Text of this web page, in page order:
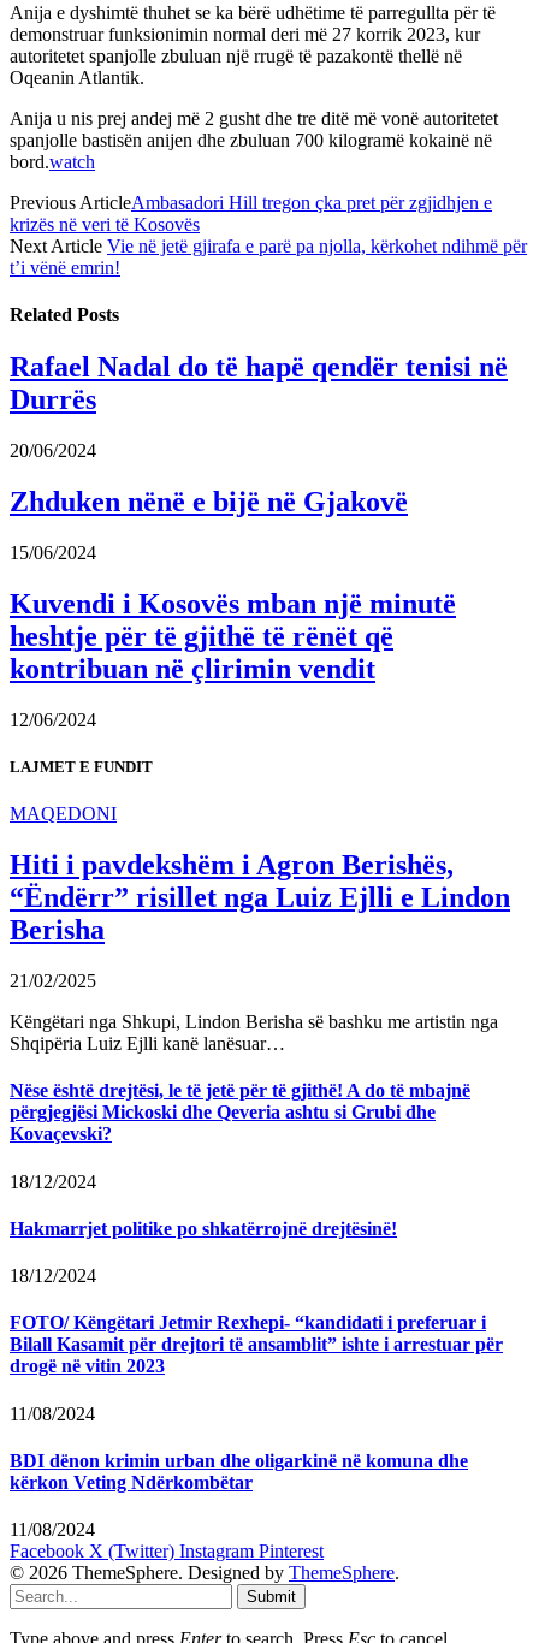
Anija e dyshimtë thuhet se ka bërë udhëtime të parregullta për të
demonstruar funksionimin normal deri më 27 korrik 2023, kur
autoritetet spanjolle zbuluan një rrugë të pazakontë thellë në
Oqeanin Atlantik.
Anija u nis prej andej më 2 gusht dhe tre ditë më vonë autoritetet
spanjolle bastisën anijen dhe zbuluan 700 kilogramë kokainë në
bord.watch
Previous ArticleAmbasadori Hill tregon çka pret për zgjidhjen e
krizës në veri të Kosovës
Next Article Vie në jetë gjirafa e parë pa njolla, kërkohet ndihmë për
t’i vënë emrin!
Related Posts
Rafael Nadal do të hapë qendër tenisi në
Durrës
20/06/2024
Zhduken nënë e bijë në Gjakovë
15/06/2024
Kuvendi i Kosovës mban një minutë
heshtje për të gjithë të rënët që
kontribuan në çlirimin vendit
12/06/2024
LAJMET E FUNDIT
MAQEDONI
Hiti i pavdekshëm i Agron Berishës,
“Ëndërr” risillet nga Luiz Ejlli e Lindon
Berisha
21/02/2025
Këngëtari nga Shkupi, Lindon Berisha së bashku me artistin nga
Shqipëria Luiz Ejlli kanë lanësuar…
Nëse është drejtësi, le të jetë për të gjithë! A do të mbajnë
përgjegjësi Mickoski dhe Qeveria ashtu si Grubi dhe
Kovaçevski?
18/12/2024
Hakmarrjet politike po shkatërrojnë drejtësinë!
18/12/2024
FOTO/ Këngëtari Jetmir Rexhepi- “kandidati i preferuar i
Bilall Kasamit për drejtori të ansamblit” ishte i arrestuar për
drogë në vitin 2023
11/08/2024
BDI dënon krimin urban dhe oligarkinë në komuna dhe
kërkon Veting Ndërkombëtar
11/08/2024
Facebook X (Twitter) Instagram Pinterest
© 2026 ThemeSphere. Designed by ThemeSphere.
Submit